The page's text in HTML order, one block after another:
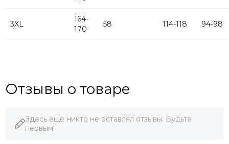
3XL
164-
170
58 114-118 94-98
Отзывы о товаре
Здесь еще никто не оставлял отзывы. Будьте
первым!